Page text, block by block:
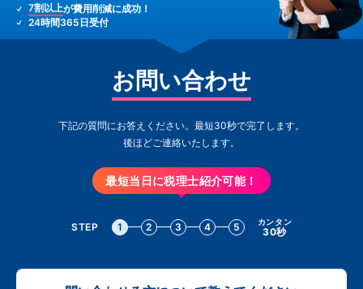
7割以上が費用削減に成功！
24時間365日受付
お問い合わせ
下記の質問にお答えください。最短30秒で完了します。
後ほどご連絡いたします。
最短当日に税理士紹介可能！
STEP 1 2 3 4 5 カンタン
30秒